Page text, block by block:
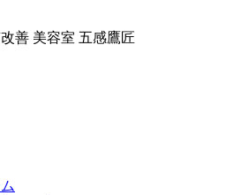
善 美容室 五感鷹匠